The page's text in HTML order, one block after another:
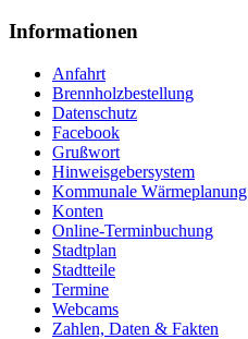
Informationen
Anfahrt
Brennholzbestellung
Datenschutz
Facebook
Grußwort
Hinweisgebersystem
Kommunale Wärmeplanung
Konten
Online-Terminbuchung
Stadtplan
Stadtteile
Termine
Webcams
Zahlen, Daten & Fakten